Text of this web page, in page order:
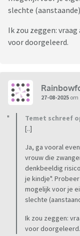
slechte
Ik zou zeggen:
voor doorgeleerd.
27-08-2025 om
Temet schreef
[..]
Ja, ga vooral
vrouw die
denkbeeldig
je kindje".
mogelijk voor je
slechte
Ik zou zeggen:
voor doorgeleerd.